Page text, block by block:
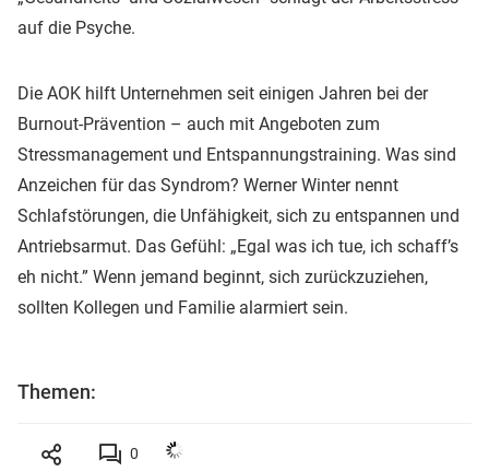
auf die Psyche.
Die AOK hilft Unternehmen seit einigen Jahren bei der
Burnout-Prävention – auch mit Angeboten zum
Stressmanagement und Entspannungstraining. Was sind
Anzeichen für das Syndrom? Werner Winter nennt
Schlafstörungen, die Unfähigkeit, sich zu entspannen und
Antriebsarmut. Das Gefühl: „Egal was ich tue, ich schaff’s
eh nicht.” Wenn jemand beginnt, sich zurückzuziehen,
sollten Kollegen und Familie alarmiert sein.
Themen:
0